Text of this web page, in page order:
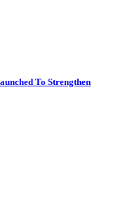
To Strengthen